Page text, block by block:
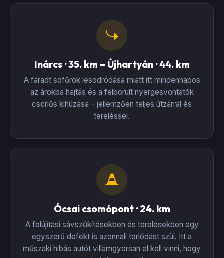
Inárcs · 35. km – Újhartyán · 44. km
A fáradt sofőrök lesodródása miatt itt mindennapos
az árokba hajtás és a felborult nyergesvontatók
csörlős kihúzása – jellemzően teljes útzárral és
tereléssel.
Ócsai csomópont · 24. km
A felújítási sávszűkítésekben és terelésekben egy
egyszerű defekt is azonnali torlódást szül. Itt a
műszaki hibás autót villámgyorsan el kell vinni, hogy